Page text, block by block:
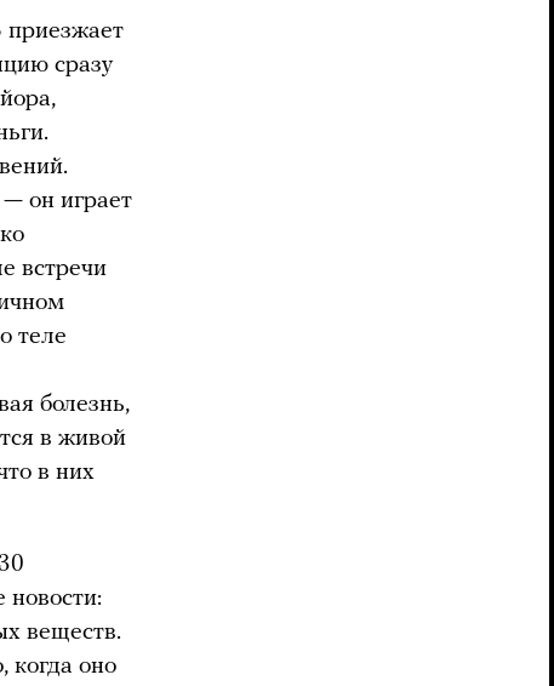
приезжает
сразу
он играет
встречи
теле
болезнь,
в живой
в них
веществ.
когда оно